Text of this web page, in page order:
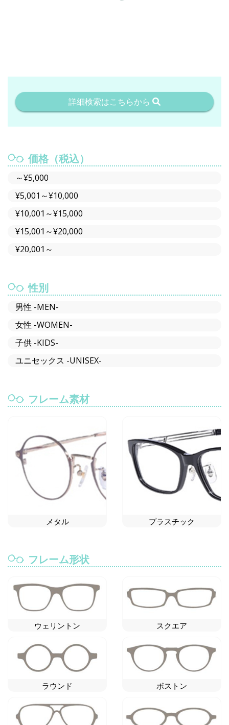
詳細検索はこちらから
価格（税込）
～¥5,000
¥5,001～¥10,000
¥10,001～¥15,000
¥15,001～¥20,000
¥20,001～
性別
男性 -MEN-
女性 -WOMEN-
子供 -KIDS-
ユニセックス -UNISEX-
フレーム素材
メタル プラスチック
フレーム形状
ウェリントン スクエア
ラウンド ボストン